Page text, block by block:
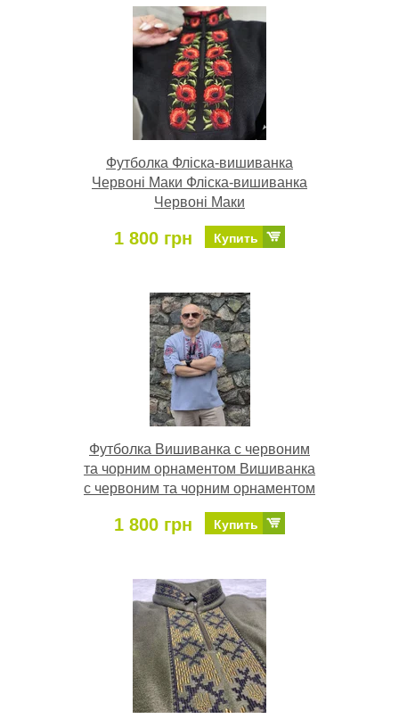
Футболка Фліска-вишиванка
Червоні Маки Фліска-вишиванка
Червоні Маки
1 800 грн Купить
Футболка Вишиванка с червоним
та чорним орнаментом Вишиванка
с червоним та чорним орнаментом
1 800 грн Купить